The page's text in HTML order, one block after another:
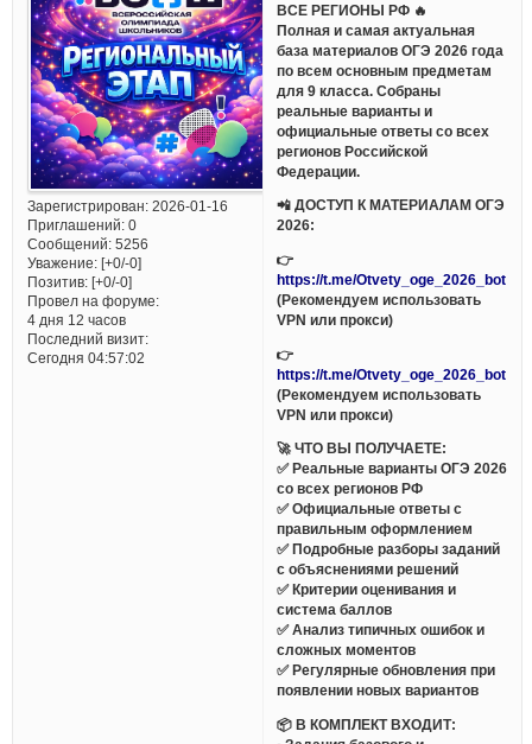
Зарегистрирован: 2026-01-16
Приглашений:0
Сообщений:5256
Уважение: [+0/-0]
Позитив: [+0/-0]
Провел на форуме:
4 дня 12 часов
Последний визит:
Сегодня 04:57:02
ВСЕ РЕГИОНЫ РФ 🔥
Полная и самая актуальная
база материалов ОГЭ 2026 года
по всем основным предметам
для 9 класса. Собраны
реальные варианты и
официальные ответы со всех
регионов Российской
Федерации.
📲 ДОСТУП К МАТЕРИАЛАМ ОГЭ
2026:
👉
https://t.me/Otvety_oge_2026_bot
(Рекомендуем использовать
VPN или прокси)
👉
https://t.me/Otvety_oge_2026_bot
(Рекомендуем использовать
VPN или прокси)
🚀 ЧТО ВЫ ПОЛУЧАЕТЕ:
✅ Реальные варианты ОГЭ 2026
со всех регионов РФ
✅ Официальные ответы с
правильным оформлением
✅ Подробные разборы заданий
с объяснениями решений
✅ Критерии оценивания и
система баллов
✅ Анализ типичных ошибок и
сложных моментов
✅ Регулярные обновления при
появлении новых вариантов
📦 В КОМПЛЕКТ ВХОДИТ: